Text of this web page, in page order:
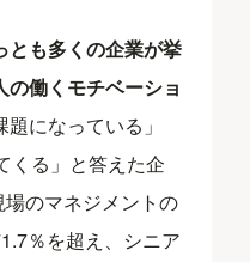
とも多くの企業が挙
働くモチベーショ
になっている」
くる」と答えた企
のマネジメントの
％を超え、シニア